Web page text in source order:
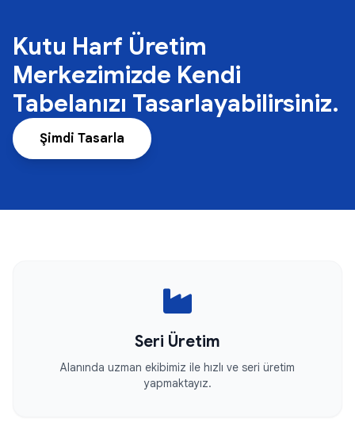
Kutu Harf Üretim
Merkezimizde Kendi
Tabelanızı Tasarlayabilirsiniz.
Şimdi Tasarla
Seri Üretim
Alanında uzman ekibimiz ile hızlı ve seri üretim
yapmaktayız.